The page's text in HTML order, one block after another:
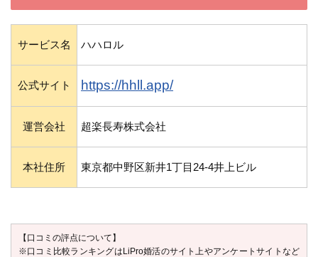
サービス名 ハハロル
公式サイト https://hhll.app/
運営会社 超楽長寿株式会社
本社住所 東京都中野区新井1丁目24-4井上ビル
【口コミの評点について】
※口コミ比較ランキングはLiPro婚活のサイト上やアンケートサイトなど